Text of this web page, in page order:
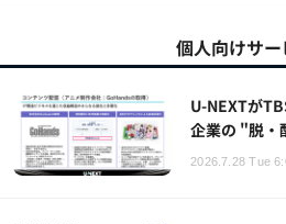
個人向けサー
U-NEXTが
企業の "脱・
2026.7.28 Tue